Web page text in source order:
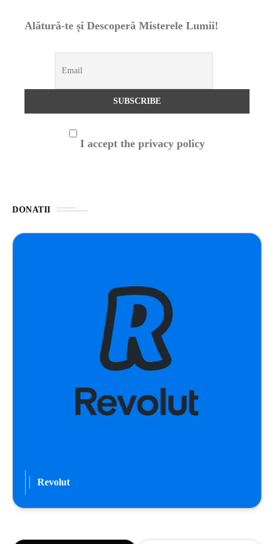
Alătură-te și Descoperă Misterele Lumii!
I accept the privacy policy
DONATII
Revolut